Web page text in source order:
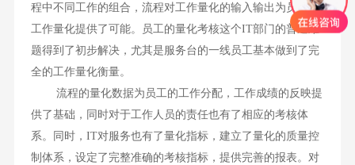
程中不同工作的组合，流程对工作量化的输入输出为员工的
工作量化提供了可能。员工的量化考核这个IT部门的普遍难
题得到了初步解决，尤其是服务台的一线员工基本做到了完
全的工作量化衡量。
流程的量化数据为员工的工作分配，工作成绩的反映提
供了基础，同时对于工作人员的责任也有了相应的考核体
系。同时，IT对服务也有了量化指标，建立了量化的质量控
制体系，设定了完整准确的考核指标，提供完善的报表。对